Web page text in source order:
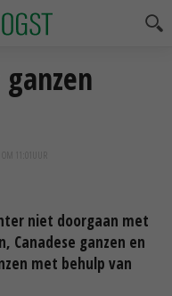
11:01
niet doorgaan met
Canadese ganzen en
met behulp van